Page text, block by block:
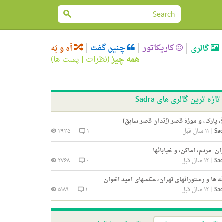
گالری کاریکاتور چنین گفت اَه و بَه
همه چیز(نظرات | پست ها)
تازه ترین گالری های Sadra
پارک، و موزۀ قصر (زندان قصر سابق)
|۱۱ سال قبل ۱
۲۹۳۵
مردم، اماکن، و خیابانها
|۱۲ سال قبل ۰
۲۷۶۸
ها و رستورانهای تهران، عکسهای امید اخوان
|۱۲ سال قبل ۱ ۵۱۸۹